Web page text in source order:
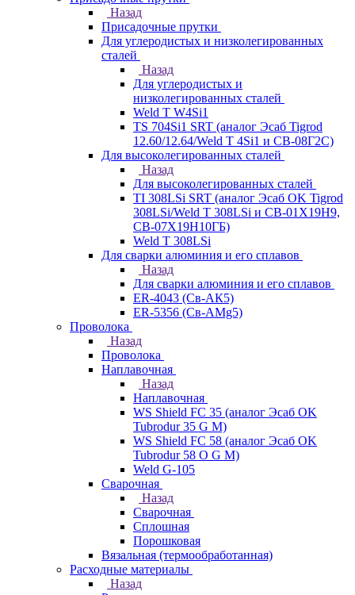
Назад
Присадочные прутки
Для углеродистых и низколегированных
сталей
Назад
Для углеродистых и
низколегированных сталей
Weld T W4Si1
TS 704Si1 SRT (аналог Эсаб Tigrod
12.60/12.64/Weld T 4Si1 и СВ-08Г2С)
Для высоколегированных сталей
Назад
Для высоколегированных сталей
TI 308LSi SRT (аналог Эсаб OK Tigrod
308LSi/Weld T 308LSi и СВ-01Х19Н9,
СВ-07Х19Н10ГБ)
Weld T 308LSi
Для сварки алюминия и его сплавов
Назад
Для сварки алюминия и его сплавов
ER-4043 (Св-АК5)
ER-5356 (Св-АМg5)
Проволока
Назад
Проволока
Наплавочная
Назад
Наплавочная
WS Shield FC 35 (аналог Эсаб OK
Tubrodur 35 G M)
WS Shield FC 58 (аналог Эсаб OK
Tubrodur 58 O G M)
Weld G-105
Сварочная
Назад
Сварочная
Сплошная
Порошковая
Вязальная (термообработанная)
Расходные материалы
Назад